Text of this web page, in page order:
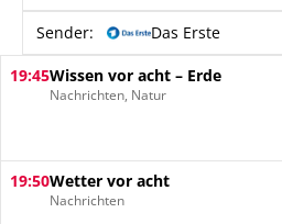
Sender: Das Erste
19:45Wissen vor acht – Erde
Nachrichten, Natur
19:50Wetter vor acht
Nachrichten